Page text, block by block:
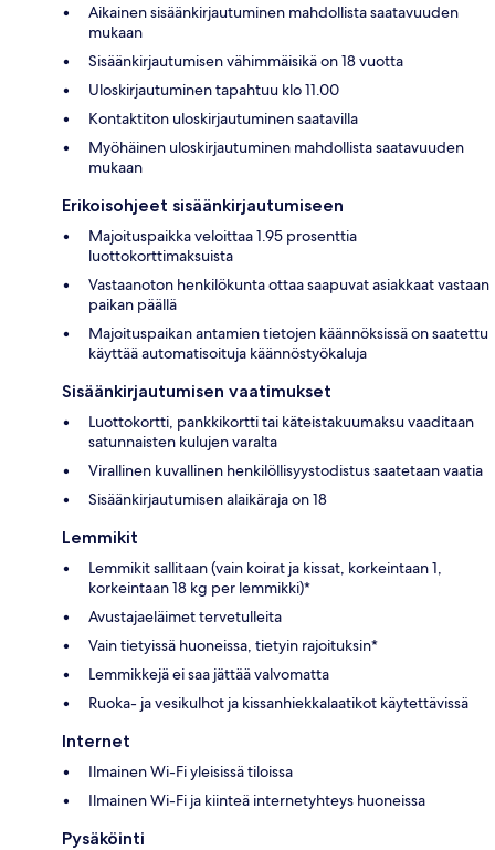
Aikainen sisäänkirjautuminen mahdollista saatavuuden
mukaan
Sisäänkirjautumisen vähimmäisikä on 18 vuotta
Uloskirjautuminen tapahtuu klo 11.00
Kontaktiton uloskirjautuminen saatavilla
Myöhäinen uloskirjautuminen mahdollista saatavuuden
mukaan
Erikoisohjeet sisäänkirjautumiseen
Majoituspaikka veloittaa 1.95 prosenttia
luottokorttimaksuista
Vastaanoton henkilökunta ottaa saapuvat asiakkaat vastaan
paikan päällä
Majoituspaikan antamien tietojen käännöksissä on saatettu
käyttää automatisoituja käännöstyökaluja
Sisäänkirjautumisen vaatimukset
Luottokortti, pankkikortti tai käteistakuumaksu vaaditaan
satunnaisten kulujen varalta
Virallinen kuvallinen henkilöllisyystodistus saatetaan vaatia
Sisäänkirjautumisen alaikäraja on 18
Lemmikit
Lemmikit sallitaan (vain koirat ja kissat, korkeintaan 1,
korkeintaan 18 kg per lemmikki)*
Avustajaeläimet tervetulleita
Vain tietyissä huoneissa, tietyin rajoituksin*
Lemmikkejä ei saa jättää valvomatta
Ruoka- ja vesikulhot ja kissanhiekkalaatikot käytettävissä
Internet
Ilmainen Wi-Fi yleisissä tiloissa
Ilmainen Wi-Fi ja kiinteä internetyhteys huoneissa
Pysäköinti